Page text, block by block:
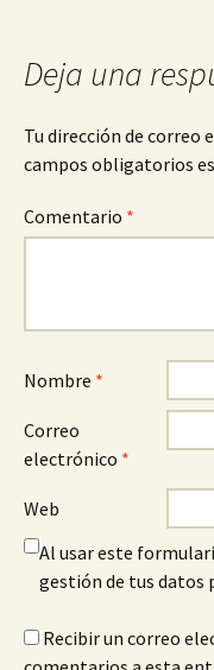
Deja una
Tu dirección de correo
campos obligatorios
Comentario *
Nombre *
Correo
electrónico *
Web
Al usar este
gestión de tus datos
Recibir un correo